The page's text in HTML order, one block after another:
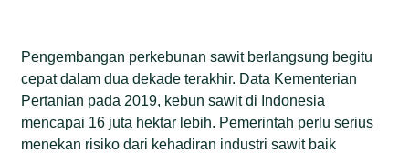
Pengembangan perkebunan sawit berlangsung begitu
cepat dalam dua dekade terakhir. Data Kementerian
Pertanian pada 2019, kebun sawit di Indonesia
mencapai 16 juta hektar lebih. Pemerintah perlu serius
menekan risiko dari kehadiran industri sawit baik